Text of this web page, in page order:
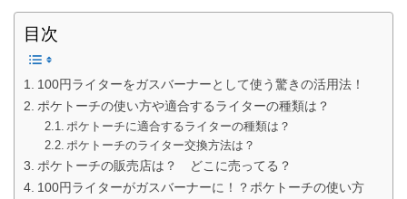
目次
100円ライターをガスバーナーとして使う驚きの活用法！
ポケトーチの使い方や適合するライターの種類は？
ポケトーチに適合するライターの種類は？
ポケトーチのライター交換方法は？
ポケトーチの販売店は？ どこに売ってる？
100円ライターがガスバーナーに！？ポケトーチの使い方